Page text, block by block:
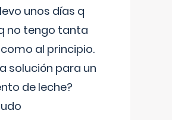
unos días q
no tengo tanta
al principio.
solución para un
de leche?